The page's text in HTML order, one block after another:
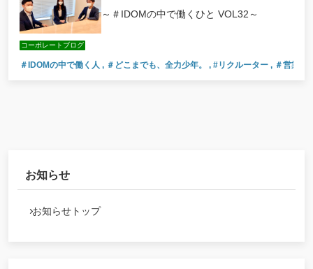
コーポレートブログ
～＃IDOMの中で働くひと VOL32～
＃IDOMの中で働く人 , ＃どこまでも、全力少年。 , #リクルーター , ＃営業職
お知らせ
お知らせトップ